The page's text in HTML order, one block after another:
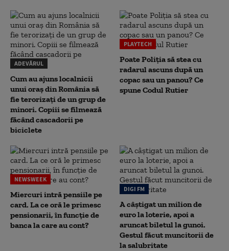
ADEVĂRUL
Cum au ajuns localnicii
unui oraș din România să
fie terorizați de un grup de
minori. Copiii se filmează
făcând cascadorii pe
biciclete
PLAYTECH
Poate Poliția să stea cu
radarul ascuns după un
copac sau un panou? Ce
spune Codul Rutier
NEWSWEEK
Miercuri intră pensiile pe
card. La ce oră le primesc
pensionarii, în funcție de
banca la care au cont?
DIGI FM
A câștigat un milion de
euro la loterie, apoi a
aruncat biletul la gunoi.
Gestul făcut muncitorii de
la salubritate